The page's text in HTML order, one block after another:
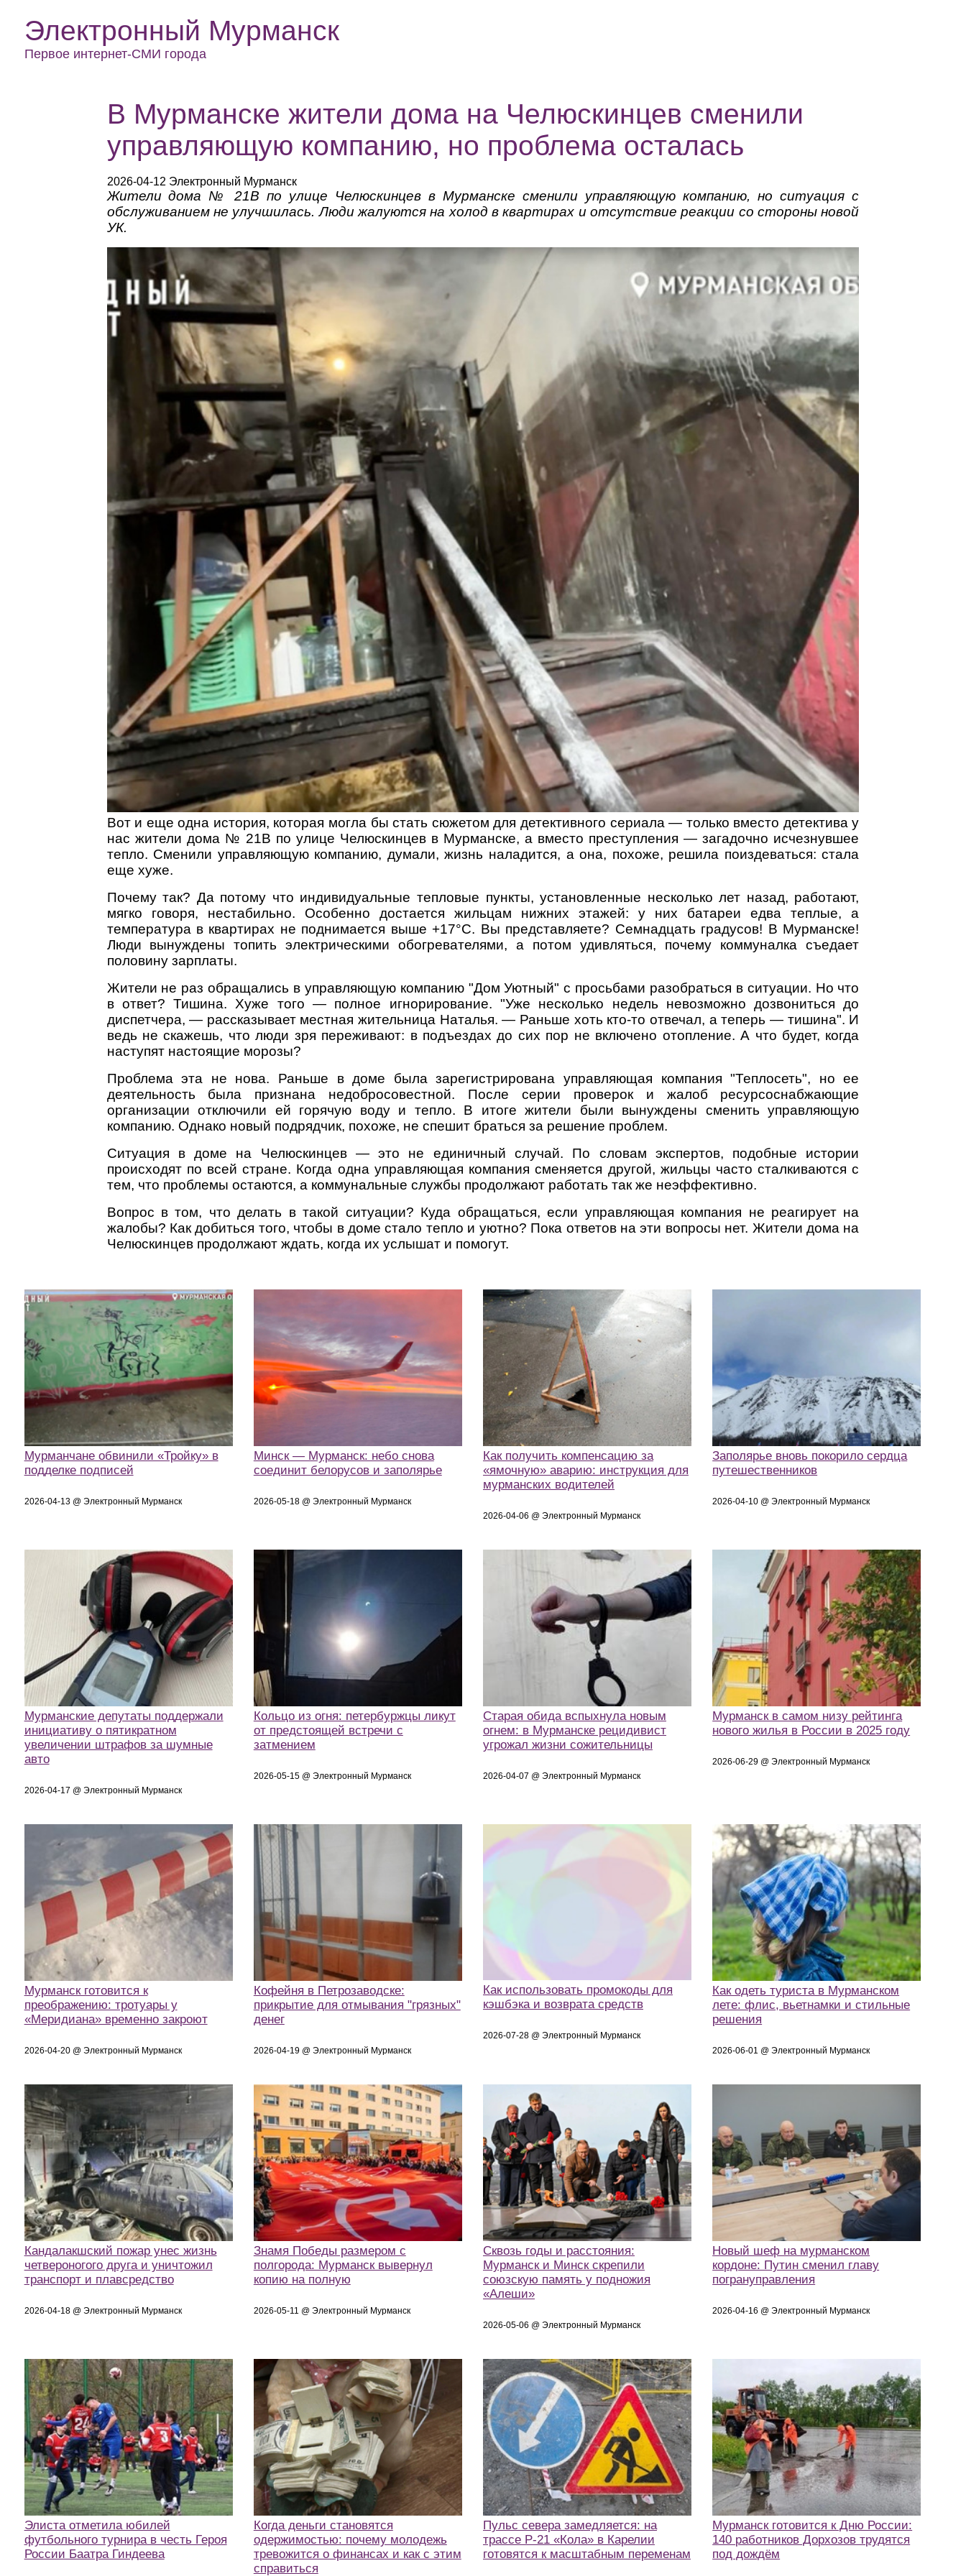
Электронный Мурманск
Первое интернет-СМИ города
В Мурманске жители дома на Челюскинцев сменили
управляющую компанию, но проблема осталась
2026-04-12 Электронный Мурманск
Жители дома № 21В по улице Челюскинцев в Мурманске сменили управляющую компанию, но ситуация с
обслуживанием не улучшилась. Люди жалуются на холод в квартирах и отсутствие реакции со стороны новой
УК.
Вот и еще одна история, которая могла бы стать сюжетом для детективного сериала — только вместо детектива у
нас жители дома № 21В по улице Челюскинцев в Мурманске, а вместо преступления — загадочно исчезнувшее
тепло. Сменили управляющую компанию, думали, жизнь наладится, а она, похоже, решила поиздеваться: стала
еще хуже.
Почему так? Да потому что индивидуальные тепловые пункты, установленные несколько лет назад, работают,
мягко говоря, нестабильно. Особенно достается жильцам нижних этажей: у них батареи едва теплые, а
температура в квартирах не поднимается выше +17°C. Вы представляете? Семнадцать градусов! В Мурманске!
Люди вынуждены топить электрическими обогревателями, а потом удивляться, почему коммуналка съедает
половину зарплаты.
Жители не раз обращались в управляющую компанию "Дом Уютный" с просьбами разобраться в ситуации. Но что
в ответ? Тишина. Хуже того — полное игнорирование. "Уже несколько недель невозможно дозвониться до
диспетчера, — рассказывает местная жительница Наталья. — Раньше хоть кто-то отвечал, а теперь — тишина". И
ведь не скажешь, что люди зря переживают: в подъездах до сих пор не включено отопление. А что будет, когда
наступят настоящие морозы?
Проблема эта не нова. Раньше в доме была зарегистрирована управляющая компания "Теплосеть", но ее
деятельность была признана недобросовестной. После серии проверок и жалоб ресурсоснабжающие
организации отключили ей горячую воду и тепло. В итоге жители были вынуждены сменить управляющую
компанию. Однако новый подрядчик, похоже, не спешит браться за решение проблем.
Ситуация в доме на Челюскинцев — это не единичный случай. По словам экспертов, подобные истории
происходят по всей стране. Когда одна управляющая компания сменяется другой, жильцы часто сталкиваются с
тем, что проблемы остаются, а коммунальные службы продолжают работать так же неэффективно.
Вопрос в том, что делать в такой ситуации? Куда обращаться, если управляющая компания не реагирует на
жалобы? Как добиться того, чтобы в доме стало тепло и уютно? Пока ответов на эти вопросы нет. Жители дома на
Челюскинцев продолжают ждать, когда их услышат и помогут.
Мурманчане обвинили «Тройку» в
подделке подписей
2026-04-13 @ Электронный Мурманск
Минск — Мурманск: небо снова
соединит белорусов и заполярье
2026-05-18 @ Электронный Мурманск
Как получить компенсацию за
«ямочную» аварию: инструкция для
мурманских водителей
2026-04-06 @ Электронный Мурманск
Заполярье вновь покорило сердца
путешественников
2026-04-10 @ Электронный Мурманск
Мурманские депутаты поддержали
инициативу о пятикратном
увеличении штрафов за шумные
авто
2026-04-17 @ Электронный Мурманск
Кольцо из огня: петербуржцы ликут
от предстоящей встречи с
затмением
2026-05-15 @ Электронный Мурманск
Старая обида вспыхнула новым
огнем: в Мурманске рецидивист
угрожал жизни сожительницы
2026-04-07 @ Электронный Мурманск
Мурманск в самом низу рейтинга
нового жилья в России в 2025 году
2026-06-29 @ Электронный Мурманск
Мурманск готовится к
преображению: тротуары у
«Меридиана» временно закроют
2026-04-20 @ Электронный Мурманск
Кофейня в Петрозаводске:
прикрытие для отмывания "грязных"
денег
2026-04-19 @ Электронный Мурманск
Как использовать промокоды для
кэшбэка и возврата средств
2026-07-28 @ Электронный Мурманск
Как одеть туриста в Мурманском
лете: флис, вьетнамки и стильные
решения
2026-06-01 @ Электронный Мурманск
Кандалакшский пожар унес жизнь
четвероногого друга и уничтожил
транспорт и плавсредство
2026-04-18 @ Электронный Мурманск
Знамя Победы размером с
полгорода: Мурманск вывернул
копию на полную
2026-05-11 @ Электронный Мурманск
Сквозь годы и расстояния:
Мурманск и Минск скрепили
союзскую память у подножия
«Алеши»
2026-05-06 @ Электронный Мурманск
Новый шеф на мурманском
кордоне: Путин сменил главу
погрануправления
2026-04-16 @ Электронный Мурманск
Элиста отметила юбилей
футбольного турнира в честь Героя
России Баатра Гиндеева
Когда деньги становятся
одержимостью: почему молодежь
тревожится о финансах и как с этим
справиться
Пульс севера замедляется: на
трассе Р-21 «Кола» в Карелии
готовятся к масштабным переменам
Мурманск готовится к Дню России:
140 работников Дорхозов трудятся
под дождём